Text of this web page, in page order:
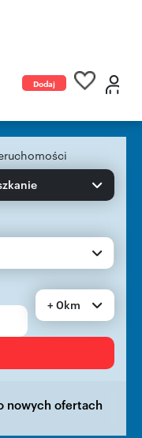
Dodaj
+ 0km
nowych ofertach